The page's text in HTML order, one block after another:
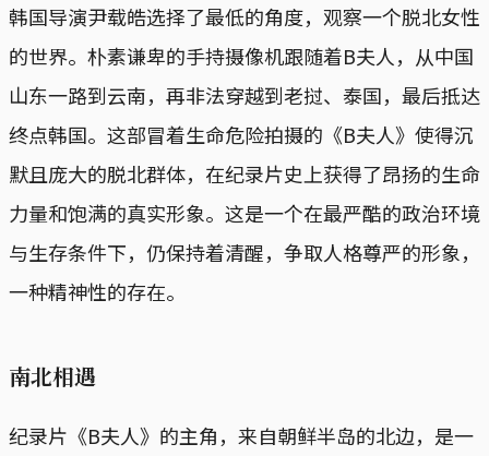
韩国导演尹载皓选择了最低的角度，观察一个脱北女性
的世界。朴素谦卑的手持摄像机跟随着B夫人，从中国
山东一路到云南，再非法穿越到老挝、泰国，最后抵达
终点韩国。这部冒着生命危险拍摄的《B夫人》使得沉
默且庞大的脱北群体，在纪录片史上获得了昂扬的生命
力量和饱满的真实形象。这是一个在最严酷的政治环境
与生存条件下，仍保持着清醒，争取人格尊严的形象，
一种精神性的存在。
南北相遇
纪录片《B夫人》的主角，来自朝鲜半岛的北边，是一